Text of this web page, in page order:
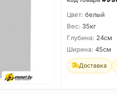
Цвет: белый
Вес: 35кг
Глубина: 24см
Ширина: 45см
Доставка